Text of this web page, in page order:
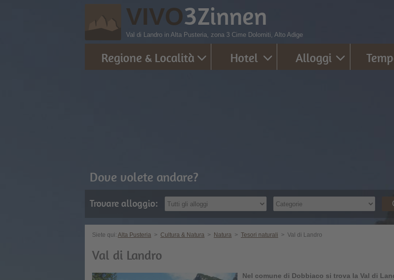
VIVO3Zinnen
Val di Landro in Alta Pusteria, zona 3 Cime Dolomiti, Alto Adige
Dove volete andare?
Trovare alloggio:
Regione & Località Hotel Alloggi
Siete qui: Alta Pusteria > Cultura & Natura > Natura > Tesori naturali > Val di Landro
Val di Landro
Nel comune di Dobbiaco si trova la Val di